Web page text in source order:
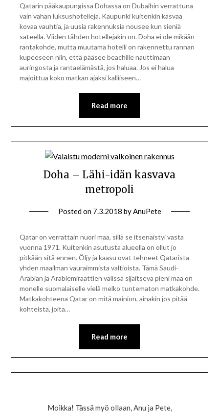
Qatarin pääkaupungissa Dohassa on Dubaihin verrattuna
vain vähän luksushotelleja. Kaupunki kuitenkin kasvaa
kovaa vauhtia, ja uusia rakennuksia nousee kun sieniä
sateella. Viiden tähden hotellejakin on. Doha ei ole mikään
rantakohde, mutta muutama hotelli on rakennettu rannan
kupeeseen niin, että pääsee beachille nauttimaan
auringosta ja rantaelämästä, jos haluaa. Jos ei halua
majoittua koko matkan ajaksi kalliiseen…
Read more
Doha – Lähi-idän kasvava
metropoli
Posted on 7.3.2018 byAnuPete
Qatar on verrattain nuori maa, sillä se itsenäistyi vasta
vuonna 1971. Kuitenkin asutusta alueella on ollut jo
pitkään sitä ennen. Öljy ja kaasu ovat tehneet Qatarista
yhden maailman vauraimmista valtioista. Tämä Saudi-
Arabian ja Arabiemiraattien välissä sijaitseva pieni maa on
monelle suomalaiselle vielä melko tuntematon matkakohde.
Matkakohteena Qatar on mitä mainion, ainakin jos pitää
kohteista, joita…
Read more
Moikka! Tässä myö ollaan, Anu ja Pete,